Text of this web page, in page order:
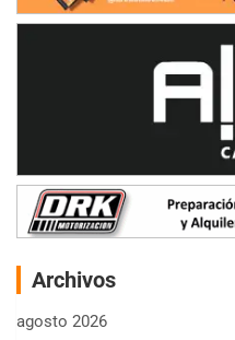
Archivos
agosto 2026